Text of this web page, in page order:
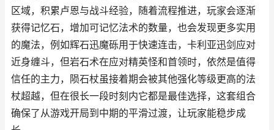
区域，积累卢恩与战斗经验，随着流程推进，玩家会逐渐
获得记忆石，增加可记忆法术的数量，也会发现更多实用
的魔法，例如辉石迅魔砾用于快速连击，卡利亚迅剑应对
近身缠斗，但岩石术在应对精英怪和首领时，依然是值得
信任的主力，陨石杖虽接着期会被其他强化等级更高的法
杖超越，但在很长一段时刻内它都是最佳选择，这套组合
确保了从游戏开局到中期的平滑过渡，让玩家能稳步成